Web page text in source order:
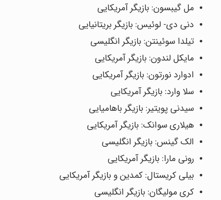
مل گیبسون: بازیگر آمریکایی
دنی دی- لوئیس: بازیگر بریتانیایی
تیلدا سوئینتن: بازیگر انگلیسی
مایکل لندون: بازیگر آمریکایی
ادوارد نورتون: بازیگر آمریکایی
سلا وارد: بازیگر آمریکایی
سیدنی پویتیر: بازیگر باهامیایی
هیلاری سوانک: بازیگر آمریکایی
الک گینس: بازیگر انگلیسی
رونی مارا: بازیگر آمریکایی
بیلی کریستال: کمدین و بازیگر آمریکایی
کری مولیگان: بازیگر انگلیسی